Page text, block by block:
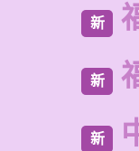
新
新
新